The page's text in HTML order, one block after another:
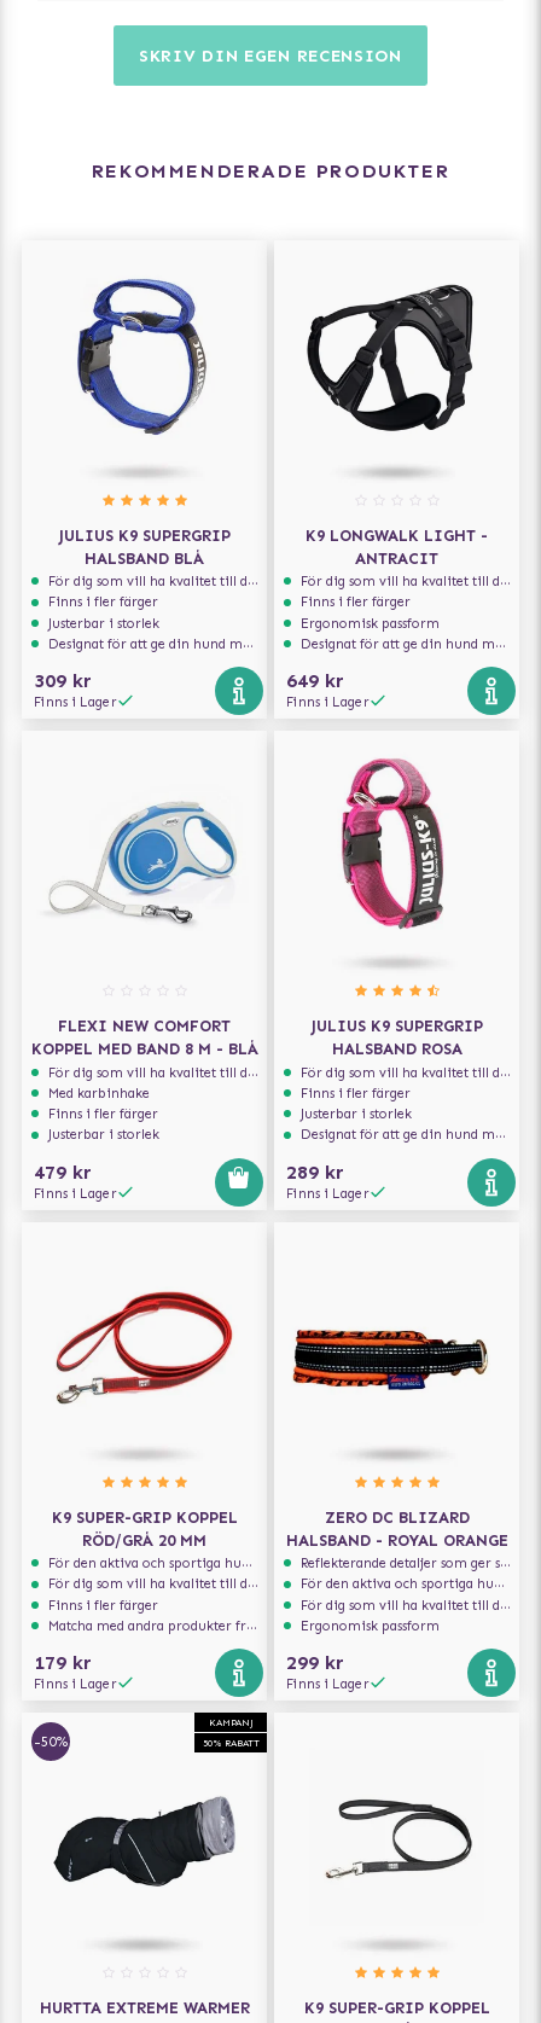
SKRIV DIN EGEN RECENSION
REKOMMENDERADE PRODUKTER
JULIUS K9 SUPERGRIP
HALSBAND BLÅ
För dig som vill ha kvalitet till din hund!
Finns i fler färger
Justerbar i storlek
Designat för att ge din hund maximal komfort
309 kr
Finns i Lager
K9 LONGWALK LIGHT -
ANTRACIT
För dig som vill ha kvalitet till din hund!
Finns i fler färger
Ergonomisk passform
Designat för att ge din hund maximal komfort
649 kr
Finns i Lager
FLEXI NEW COMFORT
KOPPEL MED BAND 8 M - BLÅ
För dig som vill ha kvalitet till din hund!
Med karbinhake
Finns i fler färger
Justerbar i storlek
479 kr
Finns i Lager
JULIUS K9 SUPERGRIP
HALSBAND ROSA
För dig som vill ha kvalitet till din hund!
Finns i fler färger
Justerbar i storlek
Designat för att ge din hund maximal komfort
289 kr
Finns i Lager
K9 SUPER-GRIP KOPPEL
RÖD/GRÅ 20 MM
För den aktiva och sportiga hunden
För dig som vill ha kvalitet till din hund!
Finns i fler färger
Matcha med andra produkter från Julius-K9
179 kr
Finns i Lager
ZERO DC BLIZARD
HALSBAND - ROYAL ORANGE
Reflekterande detaljer som ger synlighet i svagt ljus
För den aktiva och sportiga hunden
För dig som vill ha kvalitet till din hund!
Ergonomisk passform
299 kr
Finns i Lager
KAMPANJ
50% RABATT
-50%
HURTTA EXTREME WARMER
K9 SUPER-GRIP KOPPEL